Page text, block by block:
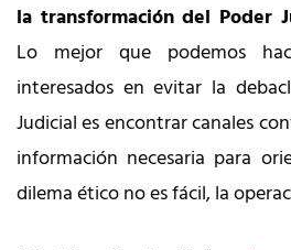
la transformación del Poder
Lo mejor que podemos
interesados en evitar la
Judicial es encontrar canales
información necesaria para
dilema ético no es fácil, la